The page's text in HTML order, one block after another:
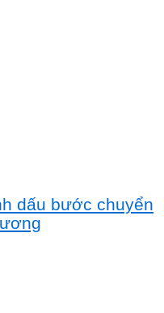
dấu bước chuyển